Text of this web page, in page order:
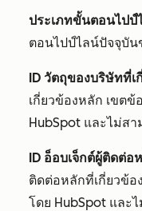
ประเภทขั้นตอนไปป์
ตอนไปป์ไลน์ปัจจุบัน
ID วัตถุของบริษัทที่เ
เกี่ยวข้องหลัก เขต
HubSpot และไม่ส
ID อ็อบเจ็กต์ผู้ติดต่อ
ติดต่อหลักที่เกี่ยวข้
โดย HubSpot และ